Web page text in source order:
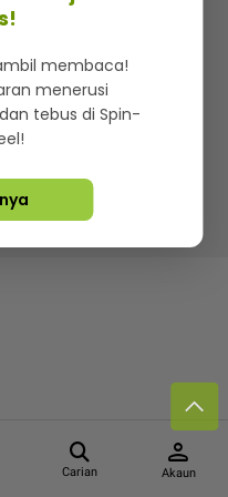
Carian
person
Akaun
Dasar Privasi
viral dan sensasi
Media Group Berhad
membaca!
menerusi
tebus di Spin-